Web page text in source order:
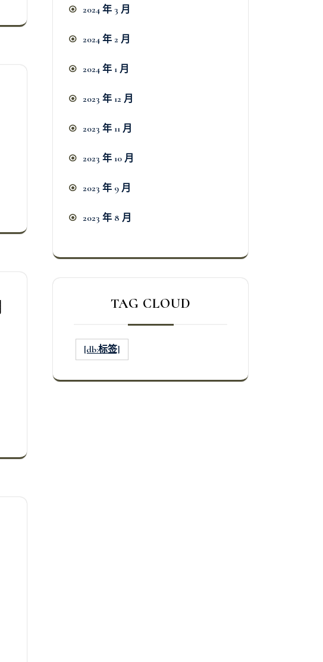
2024 年 3 月
2024 年 2 月
2024 年 1 月
2023 年 12 月
2023 年 11 月
2023 年 10 月
2023 年 9 月
2023 年 8 月
TAG CLOUD
[db:标签]